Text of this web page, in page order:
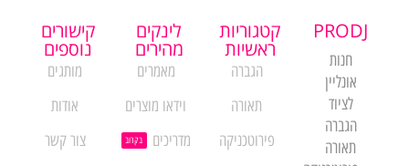
PRODJ
חנות
אונליין
לציוד
הגברה
תאורה
קטגוריות
ראשיות
הגברה
תאורה
פירוטכניקה
לינקים
מהירים
מאמרים
וידאו מוצרים
מדריכים
בקרוב
קישורים
נוספים
מותגים
אודות
צור קשר